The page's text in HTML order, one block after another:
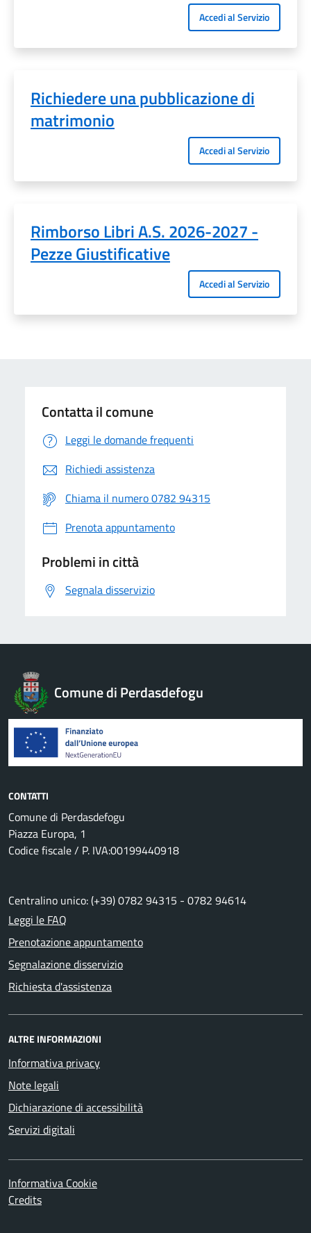
Accedi al Servizio
Richiedere una pubblicazione di
matrimonio
Accedi al Servizio
Rimborso Libri A.S. 2026-2027 -
Pezze Giustificative
Accedi al Servizio
Contatta il comune
Leggi le domande frequenti
Richiedi assistenza
Chiama il numero 0782 94315
Prenota appuntamento
Problemi in città
Segnala disservizio
Comune di Perdasdefogu
CONTATTI
Comune di Perdasdefogu
Piazza Europa, 1
Codice fiscale / P. IVA:00199440918
Centralino unico: (+39) 0782 94315 - 0782 94614
Leggi le FAQ
Prenotazione appuntamento
Segnalazione disservizio
Richiesta d'assistenza
ALTRE INFORMAZIONI
Informativa privacy
Note legali
Dichiarazione di accessibilità
Servizi digitali
Informativa Cookie
Credits